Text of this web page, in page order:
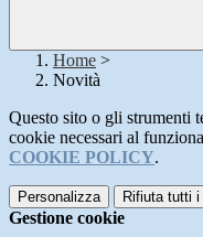
Home >
Novità
Questo sito o gli strumenti
cookie necessari al
COOKIE POLICY.
Personalizza Rifiuta tutti i
Gestione cookie